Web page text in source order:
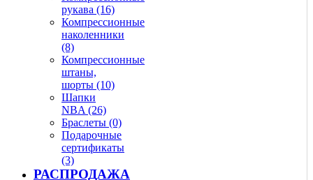
рукава (16)
Компрессионные
наколенники
(8)
Компрессионные
штаны,
шорты (10)
Шапки
NBA (26)
Браслеты (0)
Подарочные
сертификаты
(3)
РАСПРОДАЖА